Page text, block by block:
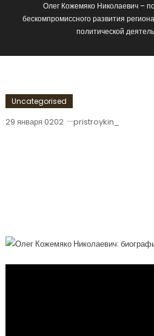
Олег Кожемяко Николаевич –
бескомпромиссного развития
политической
Uncategorised
29 января 0202 pristroykin_